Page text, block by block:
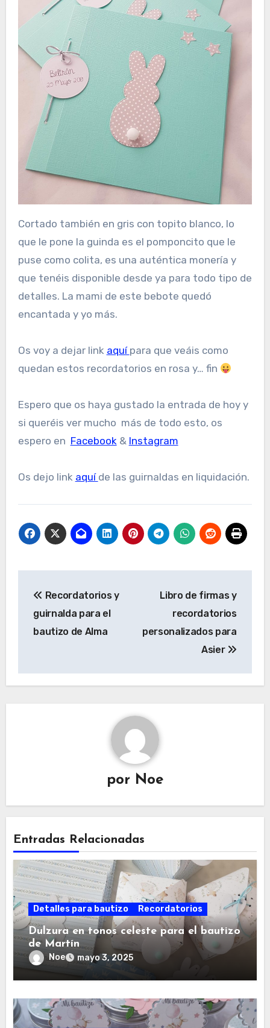
Cortado también en gris con topito blanco, lo
que le pone la guinda es el pomponcito que le
puse como colita, es una auténtica monería y
que tenéis disponible desde ya para todo tipo de
detalles. La mami de este bebote quedó
encantada y yo más.
Os voy a dejar link aquí para que veáis como
quedan estos recordatorios en rosa y… fin
Espero que os haya gustado la entrada de hoy y
si queréis ver mucho más de todo esto, os
espero en Facebook& Instagram
Os dejo link aquí de las guirnaldas en liquidación.
de
entradas
Recordatorios y
guirnalda para el
bautizo de Alma
Libro de firmas y
recordatorios
personalizados para
Asier
por Noe
Entradas Relacionadas
Detalles para bautizo Recordatorios
Dulzura en tonos celeste para el bautizo
de Martín
Noe mayo 3, 2025